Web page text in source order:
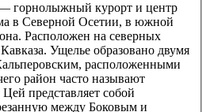
горнолыжный курорт и центр
в Северной Осетии, в южной
Расположен на северных
Ущелье образовано двумя
расположенными
район часто называют
представляет собой
между Боковым и